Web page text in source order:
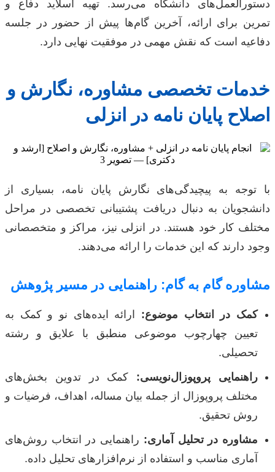
دستورالعمل‌های دانشگاه می‌رسد. تهیه اسلاید دفاع و
تمرین برای ارائه، آخرین گام‌ها پیش از حضور در جلسه
دفاعیه است که نقش مهمی در موفقیت نهایی دارد.
خدمات تخصصی مشاوره، نگارش و
اصلاح پایان نامه در انزلی
با توجه به پیچیدگی‌های نگارش پایان نامه، بسیاری از
دانشجویان به دنبال دریافت پشتیبانی تخصصی در مراحل
مختلف کار خود هستند. در انزلی نیز، مراکز و متخصصانی
وجود دارند که این خدمات را ارائه می‌دهند.
مشاوره گام به گام: راهنمایی در مسیر پژوهش
کمک در انتخاب موضوع: ارائه ایده‌های نو و کمک به
تعیین چهارچوب موضوعی منطبق با علایق و رشته
تحصیلی.
راهنمایی پروپوزال‌نویسی: کمک در تدوین بخش‌های
مختلف پروپوزال از جمله بیان مساله، اهداف، فرضیات و
روش تحقیق.
مشاوره در تحلیل آماری: راهنمایی در انتخاب روش‌های
آماری مناسب و استفاده از نرم‌افزارهای تحلیل داده.